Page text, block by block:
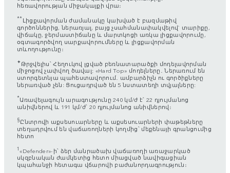
հեռավորության միջակայքի վրա։
**Լիցքավորման ժամանակը կախված է բազմաթիվ
գործոններից, ներառյալ, բայց չսահմանափակվելով` տարիքը,
վիճակը, ջերմաստիճանը և մարտկոցի առկա լիցքավորումը,
օգտագործվող սարքավորումները և լիցքավորման
տևողությունը։
✦Թրջվելիս՝ Հեղուկով լցված բեռնատարածքի մոդելավորման
միջոցով չափվող ծավալ: «Hard Top» մոդելները․ Ներառում են
ստորգետնյա պահեստավորում․ ամբարձիչն ու գործիքները
ներառված չեն: Ցուցադրված են 5 նստատեղի տվյալները:
*Առավելագույն արագությունը 240 կմ/ժ է՝ 22 դյույմանոց
անիվներով և 191 կմ/ժ՝ 20 դյույմանոց անիվներով։
§Ընտրովի աքսեսուարները և աքսեսուարների փաթեթները
տեղադրվում են վաճառողների կողմից՝ մեքենայի գրանցումից
հետո
1«Defender»-ի՝ ձեր մանրածախ վաճառողի առաջարկած
սկզբնական ժամկետից հետո միացված նավիգացիան
կպահանջի հետագա վճարովի բաժանորդագրություն։